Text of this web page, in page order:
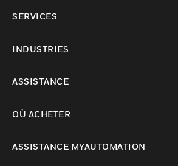
SERVICES
INDUSTRIES
ASSISTANCE
OÙ ACHETER
ASSISTANCE MYAUTOMATION